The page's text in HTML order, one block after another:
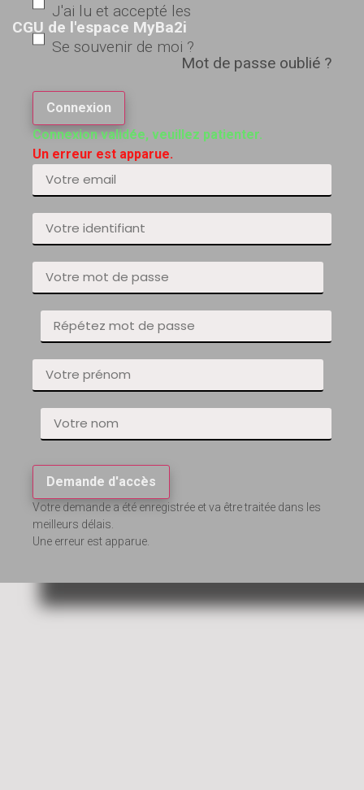
J'ai lu et accepté les
CGU de l'espace MyBa2i
Se souvenir de moi ?
Mot de passe oublié ?
Connexion
Connexion validée, veuillez patienter.
Un erreur est apparue.
Demande d'accès
Votre demande a été enregistrée et va être traitée dans les
meilleurs délais.
Une erreur est apparue.